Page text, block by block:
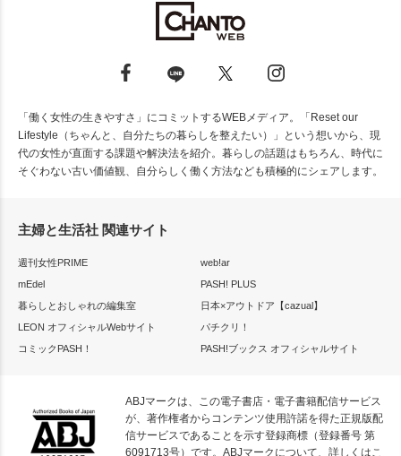
「働く女性の生きやすさ」にコミットするWEBメディア。「Reset our
Lifestyle（ちゃんと、自分たちの暮らしを整えたい）」という想いから、現
代の女性が直面する課題や解決法を紹介。暮らしの話題はもちろん、時代に
そぐわない古い価値観、自分らしく働く方法なども積極的にシェアします。
主婦と生活社 関連サイト
週刊女性PRIME
web!ar
mEdel
PASH! PLUS
暮らしとおしゃれの編集室
日本×アウトドア【cazual】
LEON オフィシャルWebサイト
パチクリ！
コミックPASH！
PASH!ブックス オフィシャルサイト
ABJマークは、この電子書店・電子書籍配信サービス
が、著作権者からコンテンツ使用許諾を得た正規版配
信サービスであることを示す登録商標（登録番号 第
6091713号）です。ABJマークについて、詳しくはこ